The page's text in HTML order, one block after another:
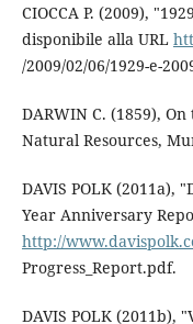
CIOCCA P. (2009),
disponibile alla URL
/2009/02/06/1929-e-
DARWIN C. (1859),
Natural Resources,
DAVIS POLK (2011a),
Year Anniversary
http://
Progress_Report.pdf.
DAVIS POLK (2011b),